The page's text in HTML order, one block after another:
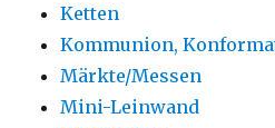
Ketten
Kommunion,
Märkte/Messen
Mini-Leinwand